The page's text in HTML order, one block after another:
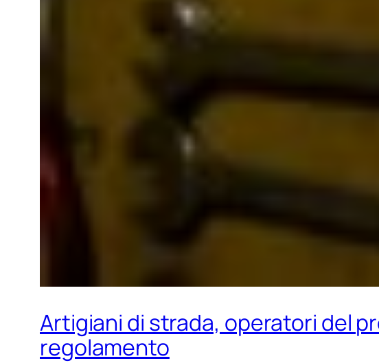
Artigiani di strada, operatori del
regolamento